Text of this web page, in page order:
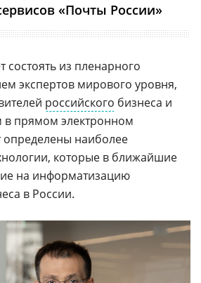
«Почты России»
состоять из пленарного
экспертов мирового уровня,
российского бизнеса и
в прямом электронном
определены наиболее
которые в ближайшие
на информатизацию
в России.